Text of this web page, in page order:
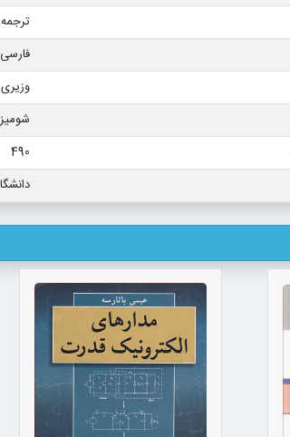
ترجمه
فارسی
وزیری
شومیز
490